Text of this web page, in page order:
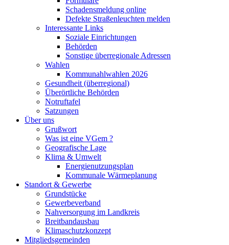
Schadensmeldung online
Defekte Straßenleuchten melden
Interessante Links
Soziale Einrichtungen
Behörden
Sonstige überregionale Adressen
Wahlen
Kommunahlwahlen 2026
Gesundheit (überregional)
Überörtliche Behörden
Notruftafel
Satzungen
Über uns
Grußwort
Was ist eine VGem ?
Geografische Lage
Klima & Umwelt
Energienutzungsplan
Kommunale Wärmeplanung
Standort & Gewerbe
Grundstücke
Gewerbeverband
Nahversorgung im Landkreis
Breitbandausbau
Klimaschutzkonzept
Mitgliedsgemeinden